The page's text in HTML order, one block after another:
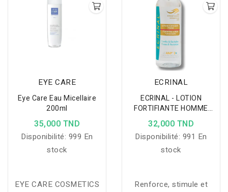
EYE CARE
Eye Care Eau Micellaire
200ml
35,000 TND
Disponibilité: 999 En
stock
EYE CARE COSMETICS
ECRINAL
ECRINAL - LOTION
FORTIFIANTE HOMME
200ML
32,000 TND
Disponibilité: 991 En
stock
Renforce, stimule et